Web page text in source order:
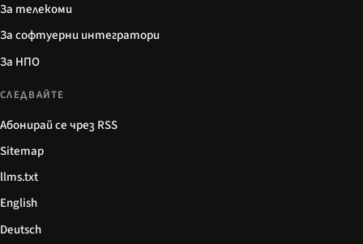
За телекоми
За софтуерни интегратори
За НПО
СЛЕДВАЙТЕ
Абонирай се чрез RSS
Sitemap
llms.txt
English
Deutsch